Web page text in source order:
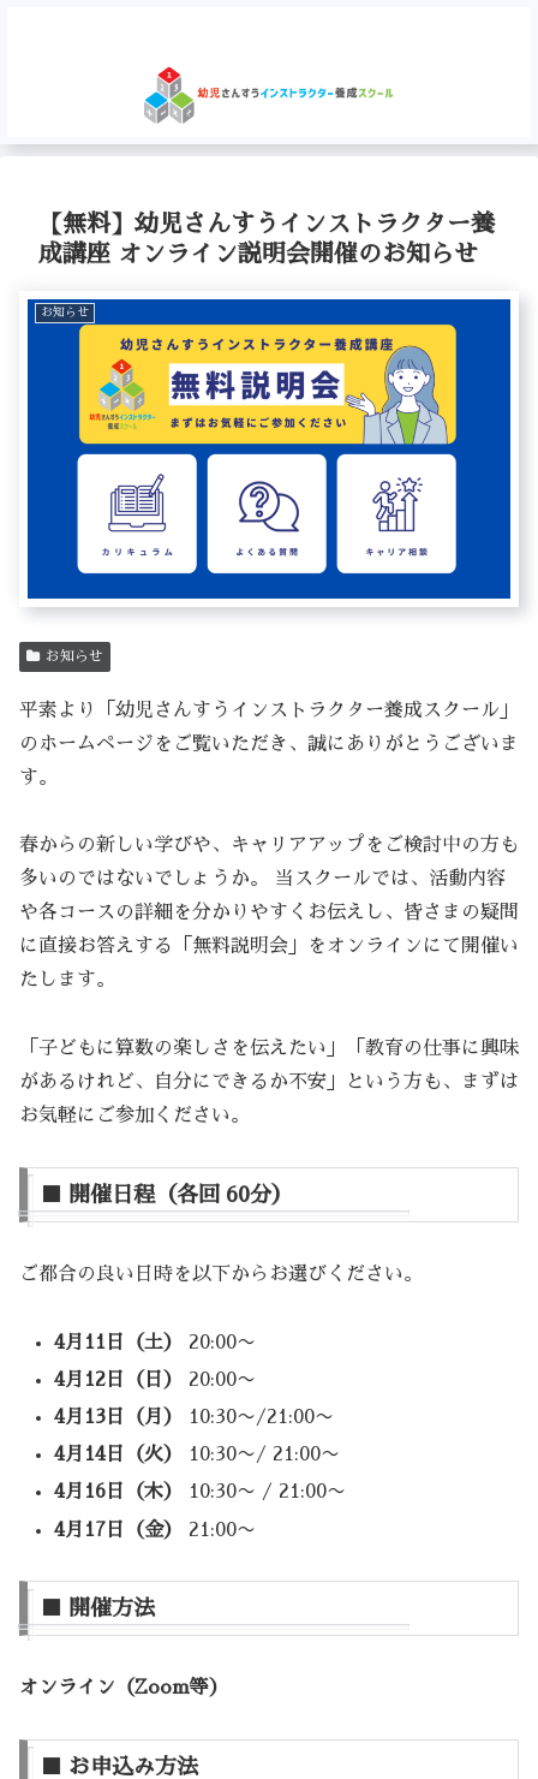
【無料】幼児さんすうインストラクター養
成講座 オンライン説明会開催のお知らせ
お知らせ
お知らせ
平素より「幼児さんすうインストラクター養成スクール」
のホームページをご覧いただき、誠にありがとうございま
す。
春からの新しい学びや、キャリアアップをご検討中の方も
多いのではないでしょうか。 当スクールでは、活動内容
や各コースの詳細を分かりやすくお伝えし、皆さまの疑問
に直接お答えする「無料説明会」をオンラインにて開催い
たします。
「子どもに算数の楽しさを伝えたい」「教育の仕事に興味
があるけれど、自分にできるか不安」という方も、まずは
お気軽にご参加ください。
■ 開催日程（各回 60分）
ご都合の良い日時を以下からお選びください。
4月11日（土）
20:00〜
4月12日（日）
20:00〜
4月13日（月）
10:30〜/21:00〜
4月14日（火）
10:30〜/ 21:00〜
4月16日（木）
10:30〜 / 21:00〜
4月17日（金）
21:00〜
■ 開催方法
オンライン（Zoom等）
■ お申込み方法